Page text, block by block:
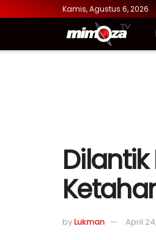
Kamis, Agustus 6, 2026
Dilantik
byLukman April